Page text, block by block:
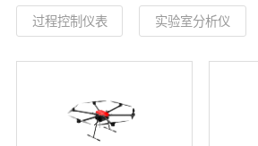
过程控制仪表 实验室分析仪